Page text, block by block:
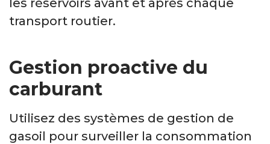
les réservoirs avant et après chaque
transport routier.
Gestion proactive du
carburant
Utilisez des systèmes de gestion de
gasoil pour surveiller la consommation